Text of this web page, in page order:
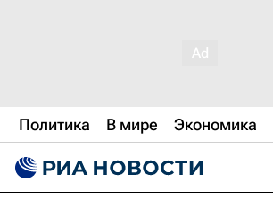
Политика В мире Экономика